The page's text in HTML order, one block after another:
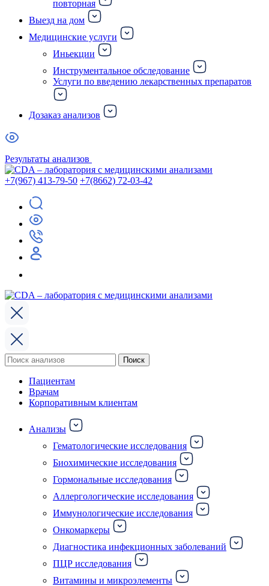
повторная
Выезд на дом
Медицинские услуги
Иньекции
Инструментальное обследование
Услуги по введению лекарственных препаратов
Дозаказ анализов
Результаты анализов
+7(967) 413-79-50 +7(8662) 72-03-42
Поиск
по:
Поиск
Пациентам
Врачам
Корпоративным клиентам
Анализы
Гематологические исследования
Биохимические исследования
Гормональные исследования
Аллергологические исследования
Иммунологические исследования
Онкомаркеры
Диагностика инфекционных заболеваний
ПЦР исследования
Витамины и микроэлементы